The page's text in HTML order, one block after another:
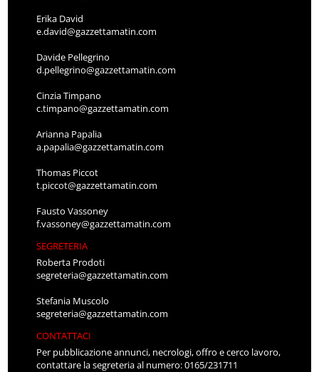
Erika David
e.david@gazzettamatin.com
Davide Pellegrino
d.pellegrino@gazzettamatin.com
Cinzia Timpano
c.timpano@gazzettamatin.com
Arianna Papalia
a.papalia@gazzettamatin.com
Thomas Piccot
t.piccot@gazzettamatin.com
Fausto Vassoney
f.vassoney@gazzettamatin.com
SEGRETERIA
Roberta Prodoti
segreteria@gazzettamatin.com
Stefania Muscolo
segreteria@gazzettamatin.com
CONTATTACI
Per pubblicazione annunci, necrologi, offro e cerco lavoro,
contattare la segreteria al numero: 0165/231711